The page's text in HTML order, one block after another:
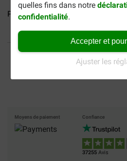
quelles fins dans notre
confidentialité.
Accepter et
Ajuster les
Purina One Adult au boeuf...
Moyens de paiement Confiance
37255 Avis